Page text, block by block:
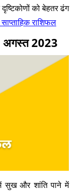
को बेहतर ढंग
राशिफल
अगस्त 2023
सुख और शांति पाने में